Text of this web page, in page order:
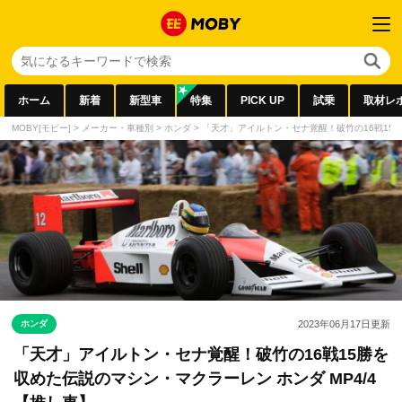
ホーム 新着 新型車 特集 PICK UP 試乗 取材レ
MOBY[モビー] > メーカー・車種別 > ホンダ > 「天才」アイルトン・セナ覚醒！破竹の16戦
ホンダ 2023年06月17日更新
「天才」アイルトン・セナ覚醒！破竹の16戦15勝を
収めた伝説のマシン・マクラーレン ホンダ MP4/4